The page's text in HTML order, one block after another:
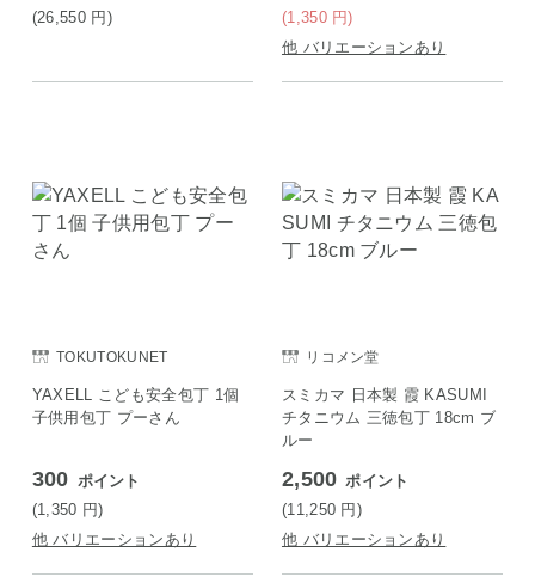
(26,550 円)
(1,350 円)
他 バリエーションあり
TOKUTOKUNET
YAXELL こども安全包丁 1個
子供用包丁 プーさん
300 ポイント
(1,350 円)
他 バリエーションあり
リコメン堂
スミカマ 日本製 霞 KASUMI
チタニウム 三徳包丁 18cm ブ
ルー
2,500 ポイント
(11,250 円)
他 バリエーションあり